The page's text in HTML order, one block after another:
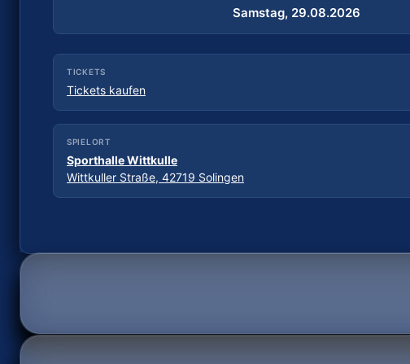
Samstag, 29.08.2026
TICKETS
Tickets kaufen
SPIELORT
Sporthalle Wittkulle
Wittkuller Straße, 42719 Solingen
18:00 Uhr